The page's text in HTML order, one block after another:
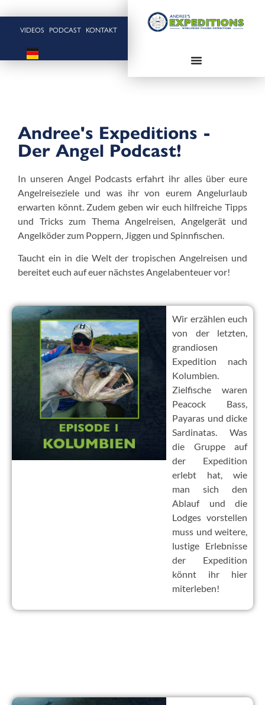
VIDEOS PODCAST KONTAKT
Andree's Expeditions -
Der Angel Podcast!
In unseren Angel Podcasts erfahrt ihr alles über eure
Angelreiseziele und was ihr von eurem Angelurlaub
erwarten könnt. Zudem geben wir euch hilfreiche Tipps
und Tricks zum Thema Angelreisen, Angelgerät und
Angelköder zum Poppern, Jiggen und Spinnfischen.
Taucht ein in die Welt der tropischen Angelreisen und
bereitet euch auf euer nächstes Angelabenteuer vor!
Wir erzählen euch
von der letzten,
grandiosen
Expedition nach
Kolumbien.
Zielfische waren
Peacock Bass,
Payaras und dicke
Sardinatas. Was
die Gruppe auf
der Expedition
erlebt hat, wie
man sich den
Ablauf und die
Lodges vorstellen
muss und weitere,
lustige Erlebnisse
der Expedition
könnt ihr hier
miterleben!